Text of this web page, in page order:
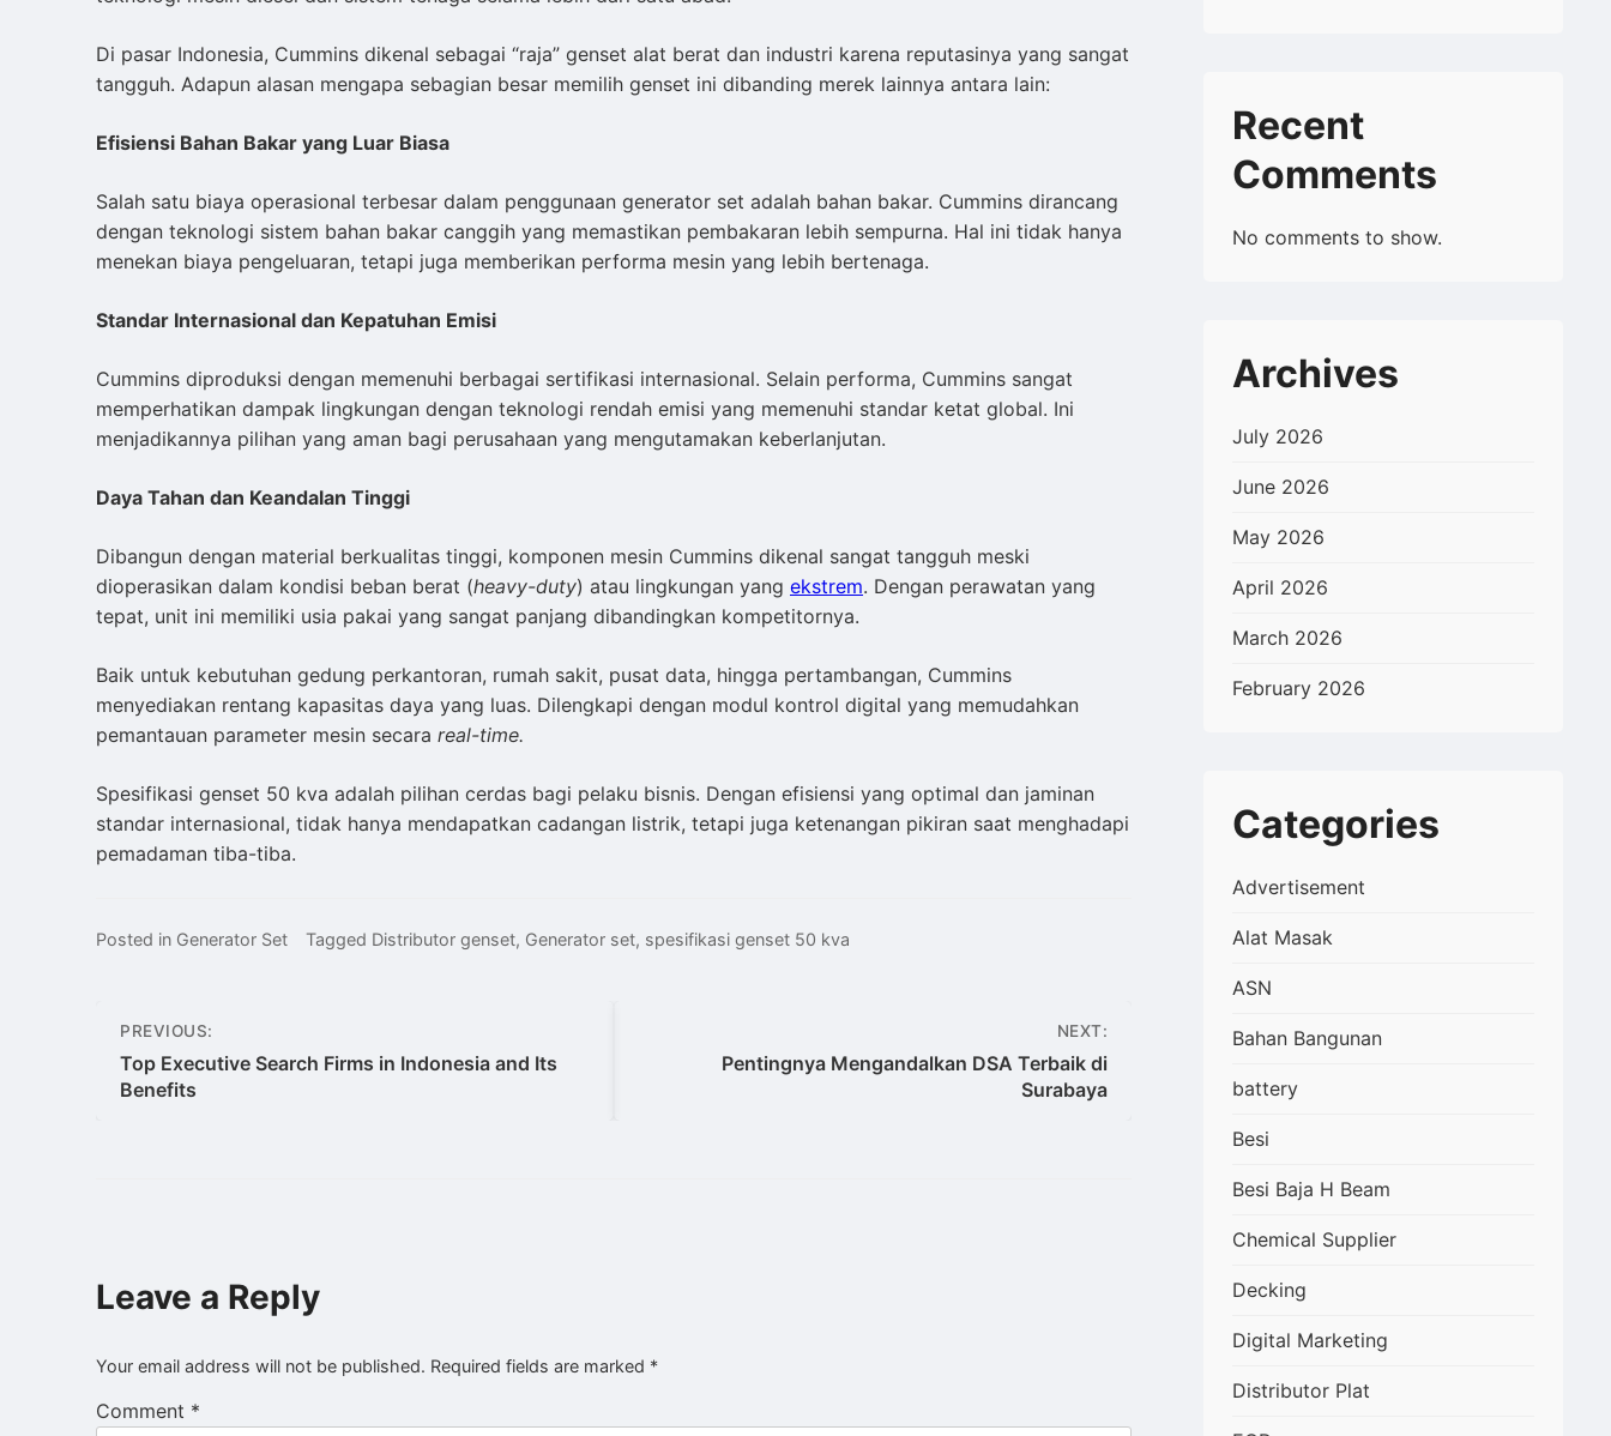
Di pasar Indonesia, Cummins dikenal sebagai “raja” genset alat berat dan industri karena reputasinya yang sangat
tangguh. Adapun alasan mengapa sebagian besar memilih genset ini dibanding merek lainnya antara lain:
Efisiensi Bahan Bakar yang Luar Biasa
Salah satu biaya operasional terbesar dalam penggunaan generator set adalah bahan bakar. Cummins dirancang
dengan teknologi sistem bahan bakar canggih yang memastikan pembakaran lebih sempurna. Hal ini tidak hanya
menekan biaya pengeluaran, tetapi juga memberikan performa mesin yang lebih bertenaga.
Standar Internasional dan Kepatuhan Emisi
Cummins diproduksi dengan memenuhi berbagai sertifikasi internasional. Selain performa, Cummins sangat
memperhatikan dampak lingkungan dengan teknologi rendah emisi yang memenuhi standar ketat global. Ini
menjadikannya pilihan yang aman bagi perusahaan yang mengutamakan keberlanjutan.
Daya Tahan dan Keandalan Tinggi
Dibangun dengan material berkualitas tinggi, komponen mesin Cummins dikenal sangat tangguh meski
dioperasikan dalam kondisi beban berat (heavy-duty) atau lingkungan yang ekstrem. Dengan perawatan yang
tepat, unit ini memiliki usia pakai yang sangat panjang dibandingkan kompetitornya.
Baik untuk kebutuhan gedung perkantoran, rumah sakit, pusat data, hingga pertambangan, Cummins
menyediakan rentang kapasitas daya yang luas. Dilengkapi dengan modul kontrol digital yang memudahkan
pemantauan parameter mesin secara real-time.
Spesifikasi genset 50 kva adalah pilihan cerdas bagi pelaku bisnis. Dengan efisiensi yang optimal dan jaminan
standar internasional, tidak hanya mendapatkan cadangan listrik, tetapi juga ketenangan pikiran saat menghadapi
pemadaman tiba-tiba.
Posted in Generator Set Tagged Distributor genset, Generator set, spesifikasi genset 50 kva
Post
navigation
PREVIOUS:
Top Executive Search Firms in Indonesia and Its
Benefits
NEXT:
Pentingnya Mengandalkan DSA Terbaik di
Surabaya
Leave a Reply
Your email address will not be published. Required fields are marked *
Comment *
Recent
Comments
No comments to show.
Archives
July 2026
June 2026
May 2026
April 2026
March 2026
February 2026
Categories
Advertisement
Alat Masak
ASN
Bahan Bangunan
battery
Besi
Besi Baja H Beam
Chemical Supplier
Decking
Digital Marketing
Distributor Plat